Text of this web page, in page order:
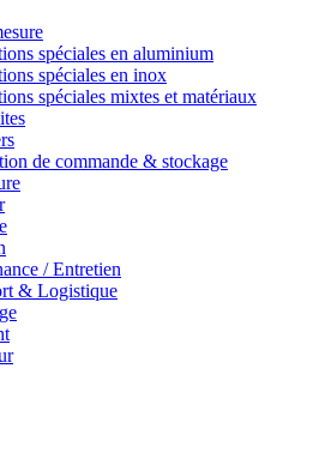
spéciales en aluminium
spéciales en inox
spéciales mixtes et matériaux
de commande & stockage
/ Entretien
& Logistique